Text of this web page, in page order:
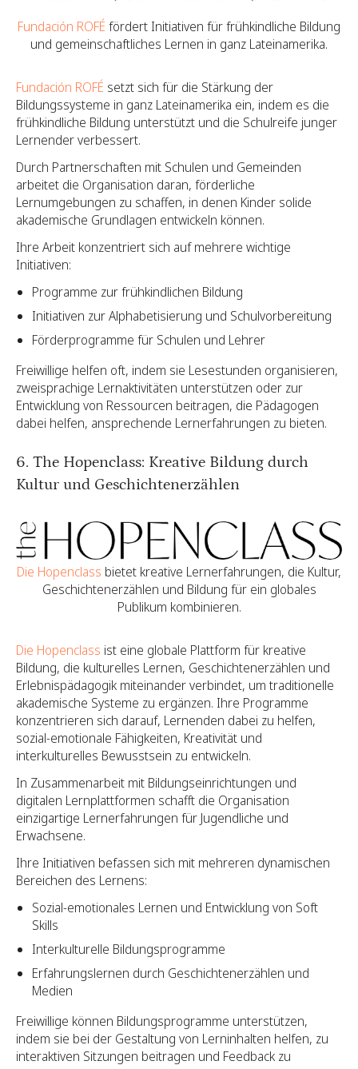
Fundación ROFÉ fördert Initiativen für frühkindliche Bildung
und gemeinschaftliches Lernen in ganz Lateinamerika.
Fundación ROFÉ setzt sich für die Stärkung der
Bildungssysteme in ganz Lateinamerika ein, indem es die
frühkindliche Bildung unterstützt und die Schulreife junger
Lernender verbessert.
Durch Partnerschaften mit Schulen und Gemeinden
arbeitet die Organisation daran, förderliche
Lernumgebungen zu schaffen, in denen Kinder solide
akademische Grundlagen entwickeln können.
Ihre Arbeit konzentriert sich auf mehrere wichtige
Initiativen:
Programme zur frühkindlichen Bildung
Initiativen zur Alphabetisierung und Schulvorbereitung
Förderprogramme für Schulen und Lehrer
Freiwillige helfen oft, indem sie Lesestunden organisieren,
zweisprachige Lernaktivitäten unterstützen oder zur
Entwicklung von Ressourcen beitragen, die Pädagogen
dabei helfen, ansprechende Lernerfahrungen zu bieten.
6. The Hopenclass: Kreative Bildung durch
Kultur und Geschichtenerzählen
Die Hopenclass bietet kreative Lernerfahrungen, die Kultur,
Geschichtenerzählen und Bildung für ein globales
Publikum kombinieren.
Die Hopenclass ist eine globale Plattform für kreative
Bildung, die kulturelles Lernen, Geschichtenerzählen und
Erlebnispädagogik miteinander verbindet, um traditionelle
akademische Systeme zu ergänzen. Ihre Programme
konzentrieren sich darauf, Lernenden dabei zu helfen,
sozial-emotionale Fähigkeiten, Kreativität und
interkulturelles Bewusstsein zu entwickeln.
In Zusammenarbeit mit Bildungseinrichtungen und
digitalen Lernplattformen schafft die Organisation
einzigartige Lernerfahrungen für Jugendliche und
Erwachsene.
Ihre Initiativen befassen sich mit mehreren dynamischen
Bereichen des Lernens:
Sozial-emotionales Lernen und Entwicklung von Soft
Skills
Interkulturelle Bildungsprogramme
Erfahrungslernen durch Geschichtenerzählen und
Medien
Freiwillige können Bildungsprogramme unterstützen,
indem sie bei der Gestaltung von Lerninhalten helfen, zu
interaktiven Sitzungen beitragen und Feedback zu